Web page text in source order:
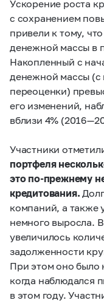
Ускорение роста
с сохранением
привели к тому,
денежной массы в
Накопленный с
денежной массы (с
переоценки)
его изменений,
вблизи 4% (2016 —
Участники
портфеля
это по‑прежнему
кредитования.
компаний, а также
немного выросла.
увеличилось
задолженности
При этом оно было
когда наблюдался
в этом году.